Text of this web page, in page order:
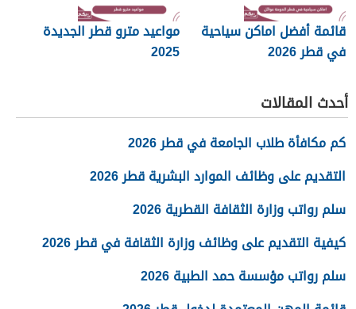
قائمة أفضل اماكن سياحية
في قطر 2026
مواعيد مترو قطر الجديدة
2025
أحدث المقالات
كم مكافأة طلاب الجامعة في قطر 2026
التقديم على وظائف الموارد البشرية قطر 2026
سلم رواتب وزارة الثقافة القطرية 2026
كيفية التقديم على وظائف وزارة الثقافة في قطر 2026
سلم رواتب مؤسسة حمد الطبية 2026